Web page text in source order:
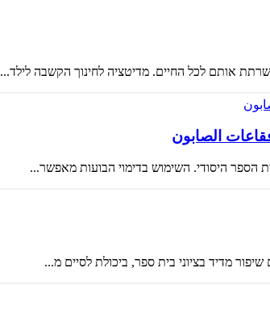
אותם לכל החיים. מדיטציה לחינוך הקשבה לילד...
الصابون
הספר היסודי. השימוש בדימוי הבועות מאפשר...
מדיד בציוני בית ספר, ביכולת לסיים מ...